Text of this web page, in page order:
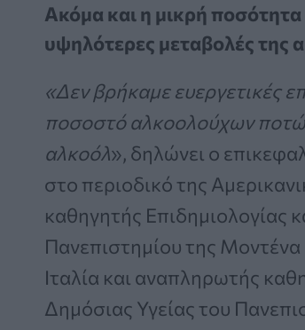
Ακόμα και η μικρή
υψηλότερες μεταβολές της
«Δεν βρήκαμε ευεργετικές
ποσοστό αλκοολούχων
αλκοόλ», δηλώνει ο
στο περιοδικό της
καθηγητής Επιδημιολογίας
Πανεπιστημίου της Μοντένα
Ιταλία και αναπληρωτής
Δημόσιας Υγείας του